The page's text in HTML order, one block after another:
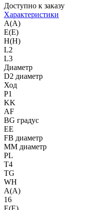
Доступно к заказу
Характеристики
A(A)
E(E)
H(H)
L2
L3
Диаметр
D2 диаметр
Ход
P1
KK
AF
BG градус
EE
FB диаметр
MM диаметр
PL
T4
TG
WH
A(A)
16
E(E)